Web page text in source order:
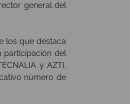
general del
los que destaca
participación del
y AZTI.
número de